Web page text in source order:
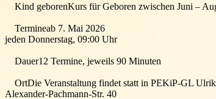
Kind geborenKurs für Geboren zwischen Juni –
Termineab 7. Mai 2026
jeden Donnerstag, 09:00 Uhr
Dauer12 Termine, jeweils 90 Minuten
OrtDie Veranstaltung findet statt in PEKiP-GL
Alexander-Pachmann-Str. 40